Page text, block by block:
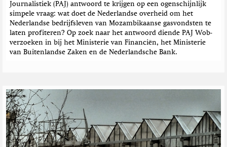
Journalistiek (PAJ) antwoord te krijgen op een ogenschijnlijk
simpele vraag: wat doet de Nederlandse overheid om het
Nederlandse bedrijfsleven van Mozambikaanse gasvondsten te
laten profiteren? Op zoek naar het antwoord diende PAJ Wob-
verzoeken in bij het Ministerie van Financiën, het Ministerie
van Buitenlandse Zaken en de Nederlandsche Bank.